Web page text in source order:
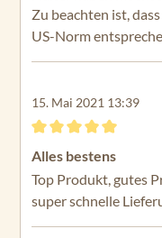
Zu beachten ist,
US-Norm
15. Mai 2021 13:39
Bewertung mit 5 von
Alles bestens
Top Produkt, gutes
super schnelle